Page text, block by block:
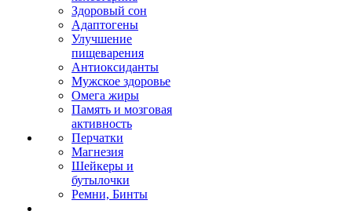
Здоровый сон
Адаптогены
Улучшение
пищеварения
Антиоксиданты
Мужское здоровье
Омега жиры
Память и мозговая
активность
Перчатки
Магнезия
Шейкеры и
бутылочки
Ремни, Бинты